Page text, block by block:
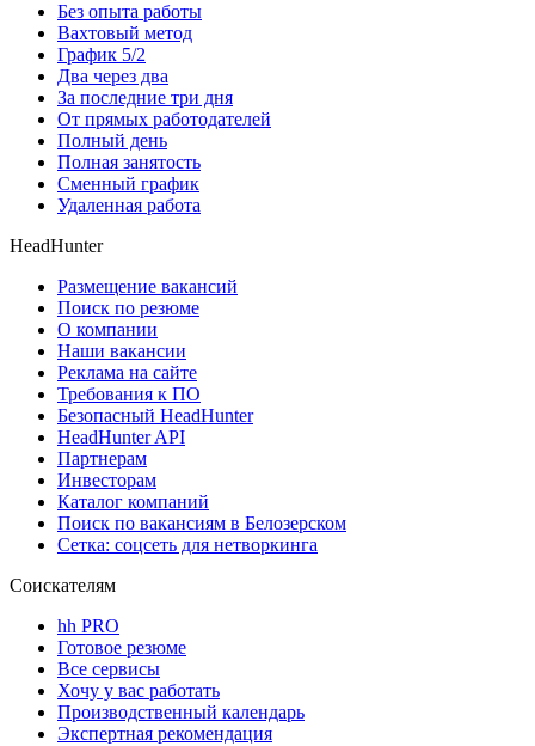
Без опыта работы
Вахтовый метод
График 5/2
Два через два
За последние три дня
От прямых работодателей
Полный день
Полная занятость
Сменный график
Удаленная работа
HeadHunter
Размещение вакансий
Поиск по резюме
О компании
Наши вакансии
Реклама на сайте
Требования к ПО
Безопасный HeadHunter
HeadHunter API
Партнерам
Инвесторам
Каталог компаний
Поиск по вакансиям в Белозерском
Сетка: соцсеть для нетворкинга
Соискателям
hh PRO
Готовое резюме
Все сервисы
Хочу у вас работать
Производственный календарь
Экспертная рекомендация